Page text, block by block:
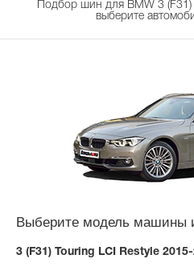
Подбор шин для BMW 3
выберите
Выберите модель машины
3 (F31) Touring LCI Restyle